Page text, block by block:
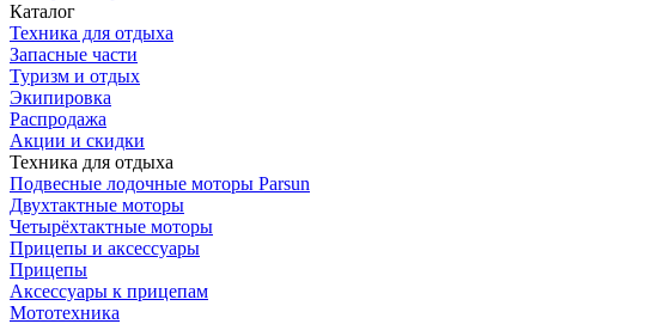
Каталог
Техника для отдыха
Запасные части
Туризм и отдых
Экипировка
Распродажа
Акции и скидки
Техника для отдыха
Подвесные лодочные моторы Parsun
Двухтактные моторы
Четырёхтактные моторы
Прицепы и аксессуары
Прицепы
Аксессуары к прицепам
Мототехника